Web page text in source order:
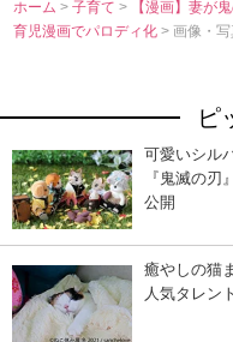
ホーム >子育て>
【漫画】妻が
育児漫画でパロディ化> 画像・
ピ
可愛いシル
『鬼滅の
公開
癒やしの猫
人気タレン